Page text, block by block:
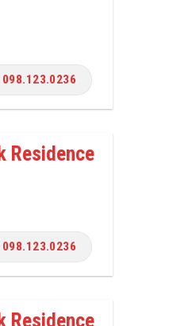
098.123.0236
Residence
098.123.0236
Residence